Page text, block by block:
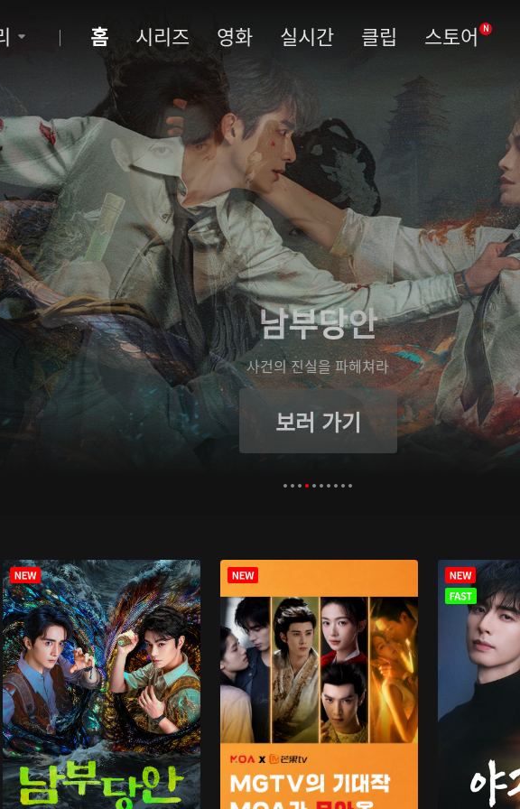
홈 시리즈 영화 실시간 클립 스토어 N
남부당안
사건의 진실을 파헤쳐라
보러 가기